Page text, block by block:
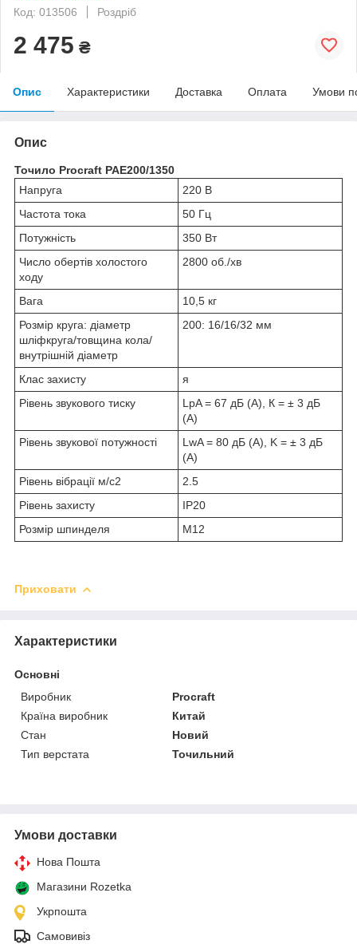
Код: 013506
Роздріб
2 475 ₴
Опис Характеристики Доставка Оплата Умови
Опис
Точило Procraft PAE200/1350
Напруга
220 В
Частота тока
50 Гц
Потужність
350 Вт
Число обертів холостого
ходу
2800 об./хв
Вага
10,5 кг
Розмір круга: діаметр
шліфкруга/товщина кола/
внутрішній діаметр
200: 16/16/32 мм
Клас захисту
я
Рівень звукового тиску
LpA = 67 дБ (А), К = ± 3 дБ
(А)
Рівень звукової потужності
LwA = 80 дБ (А), K = ± 3 дБ
(А)
Рівень вібрації м/с2
2.5
Рівень захисту
IP20
Розмір шпинделя
М12
Приховати
Характеристики
Основні
Виробник
Procraft
Країна виробник
Китай
Стан
Новий
Тип верстата
Точильний
Умови доставки
Нова Пошта
Магазини Rozetka
Укрпошта
Самовивіз